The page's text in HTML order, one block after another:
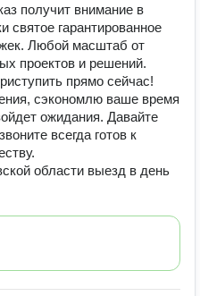
получит внимание в
святое гарантированное
Любой масштаб от
проектов и решений.
прямо сейчас!
сэкономлю ваше время
ожидания. Давайте
всегда готов к
области выезд в день